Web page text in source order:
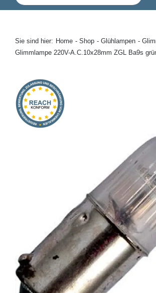
Glühlampen
Kontakt
Sie sind hier: Home Shop Glühlampen
Glimmlampe 220V-A.C.10x28mm ZGL Ba9s